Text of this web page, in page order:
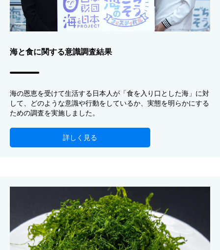
海と食に関する意識調査結果
海の恩恵を受けて生活する日本人が「食を入り口とした海」に対
して、どのような意識や行動をしているか、実態を明らかにする
ための調査を実施しました。
詳しく見る